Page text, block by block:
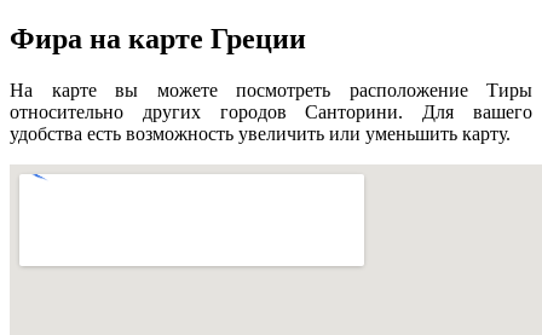
Фира на карте Греции
На карте вы можете посмотреть расположение Тиры
относительно других городов Санторини. Для вашего
удобства есть возможность увеличить или уменьшить карту.